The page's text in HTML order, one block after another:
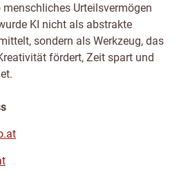
Urteilsvermögen
KI nicht als abstrakte
sondern als Werkzeug, das
fördert, Zeit spart und